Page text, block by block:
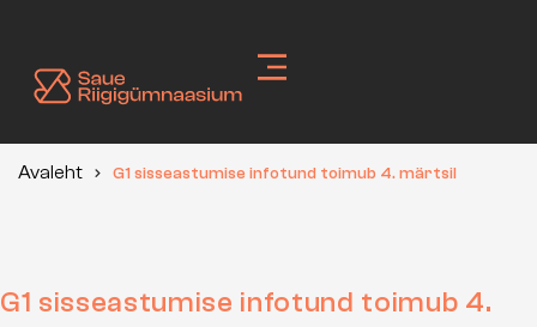
content
Avaleht G1 sisseastumise infotund toimub 4. märtsil
G1 sisseastumise infotund toimub 4.